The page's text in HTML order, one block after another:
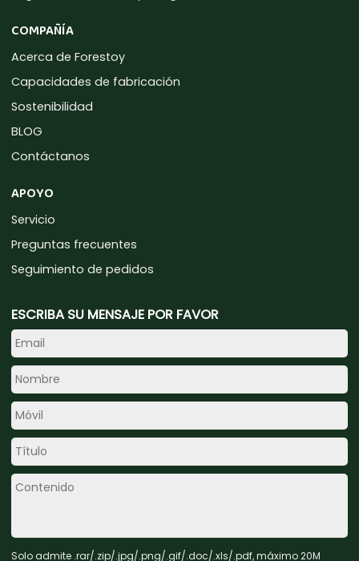
COMPAÑÍA
Acerca de Forestoy
Capacidades de fabricación
Sostenibilidad
BLOG
Contáctanos
APOYO
Servicio
Preguntas frecuentes
Seguimiento de pedidos
ESCRIBA SU MENSAJE POR FAVOR
Solo admite .rar/.zip/.jpg/.png/.gif/.doc/.xls/.pdf, máximo 20M